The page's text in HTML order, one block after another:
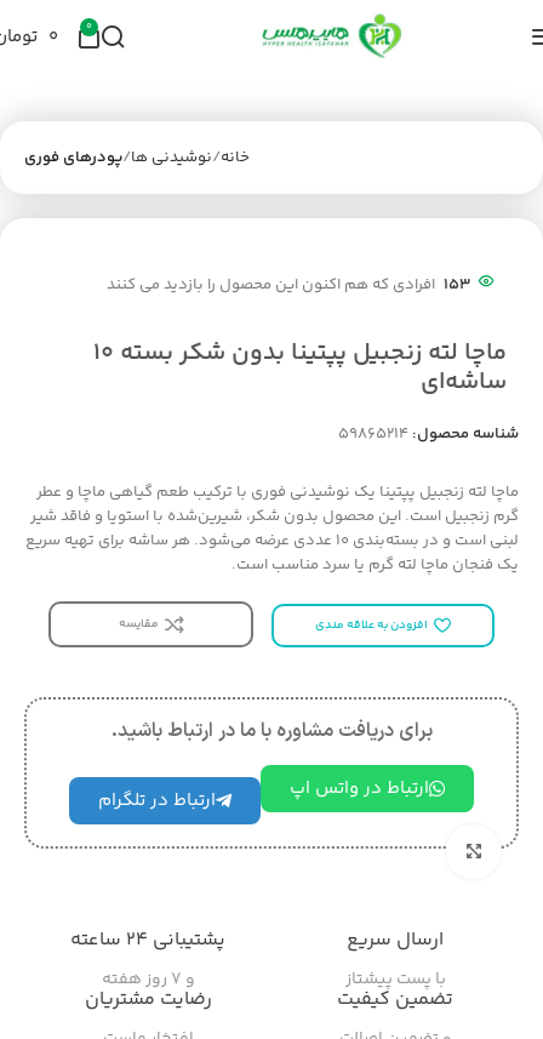
0 ۰
خانه نوشیدنی ها پودرهای فوری
153 افرادی که هم اکنون این محصول را بازدید می کنند
ماچا لته زنجبیل پپتینا بدون شکر بسته ۱۰
ساشه‌ای
شناسه محصول: 59865214
ماچا لته زنجبیل پپتینا یک نوشیدنی فوری با ترکیب طعم گیاهی ماچا و عطر
گرم زنجبیل است. این محصول بدون شکر، شیرین‌شده با استویا و فاقد شیر
لبنی است و در بسته‌بندی ۱۰ عددی عرضه می‌شود. هر ساشه برای تهیه سریع
یک فنجان ماچا لته گرم یا سرد مناسب است.
افزودن به علاقه مندی مقایسه
برای دریافت مشاوره با ما در ارتباط باشید.
ارتباط در واتس اپ ارتباط در تلگرام
بزرگنمایی تصویر
ارسال سریع
با پست پیشتاز
پشتیبانی ۲۴ ساعته
و ۷ روز هفته
تضمین کیفیت رضایت مشتریان